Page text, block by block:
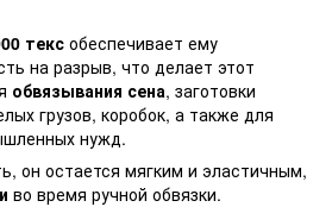
текс обеспечивает ему
на разрыв, что делает этот
обвязывания сена, заготовки
грузов, коробок, а также для
нужд.
он остается мягким и эластичным,
во время ручной обвязки.